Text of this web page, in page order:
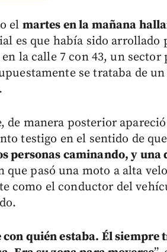
el martes en la mañana
es que había sido
la calle 7 con 43, un
se trataba de
de manera posterior
testigo en el sentido de
personas caminando, y una
que pasó una moto a alta
como el conductor del
con quién estaba. Él